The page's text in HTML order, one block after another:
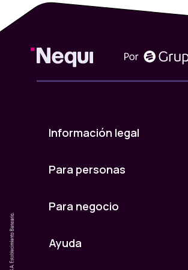
condiciones, requisitos y
TERRITORIO:
La Campaña se desarrollará
VIGENCIA:
Empieza el 15 de junio de 2026
(en adelante, la Vigencia).
Información legal
Para personas
Para negocio
Ayuda